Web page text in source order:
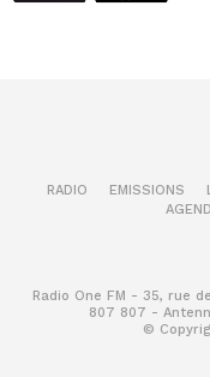
RADIO EMISSIONS
Radio One FM - 35, rue
807 807 -
©